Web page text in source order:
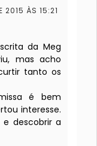
2015 ÀS 15:21
da Meg
mas acho
tanto os
é bem
interesse.
descobrir a